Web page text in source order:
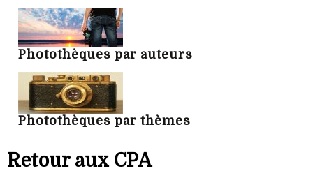
Photothèques par auteurs
Photothèques par thèmes
Retour aux CPA